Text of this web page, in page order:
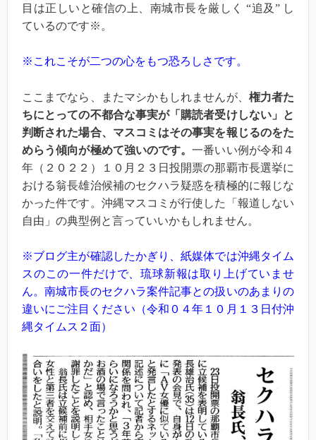
目は正しいと確信の上、南城市長を厳しく “追及” し
ているのです※。
※これこそが二つの心をもつ恐ろしさです。
ここまでなら、またマシかもしれませんが、 権力者た
ちにとっての不都合な事実が「購読者受けしない」と
判断された場合、マスコミはその事実を報じるのをた
めらう傾向が極めて強いのです。一番いい例が令和４
年（２０２２）１０月２３日投開票の那覇市長選挙に
おける翁長雄治候補のセクハラ疑惑を積極的に報じな
かった件です。沖縄マスコミが行使した「報道しない
自由」の典型例と言っていいかもしれません。
※ブログ主が確認したかぎり、紙媒体では沖縄タイム
スのこの一件だけで、琉球新報は取り上げていませ
ん。南城市長のセクハラ案件記事との扱いのあまりの
違いにご注目ください（令和０４年１０月１３日付沖
縄タイムス２面）